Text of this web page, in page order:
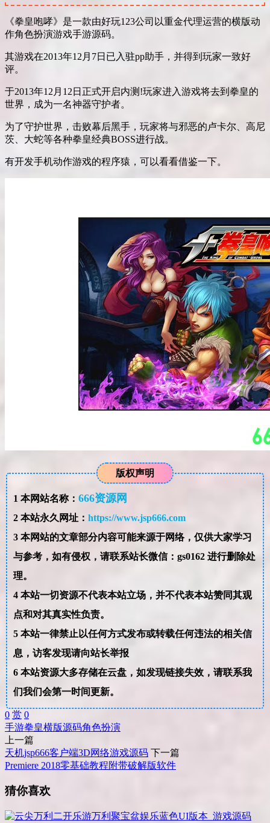
《拳皇咆哮》是一款由好玩123公司以重金代理运营的横版动
作角色扮演游戏手游源码。
其游戏在2013年12月7日已入驻pp助手，并得到玩家一致好
评。
于2013年12月12日正式开启内测!玩家进入游戏将去到拳皇的
世界，成为一名神器守护者。
为了守护世界，击败幕后黑手，玩家将与邪恶的卢卡尔、高尼
茨、大蛇等各种拳皇经典BOSS进行战。
有开发手机动作游戏的程序猿，可以看看借鉴一下。
版权声明
1 本网站名称： 666资源网
2本站永久网址： https://www.jsp666.com
3本网站的文章部分内容可能来源于网络，仅供大家学习
与参考，如有侵权，请联系站长微信：gs0162 进行删除处
理。
4本站一切资源不代表本站立场，并不代表本站赞同其观
点和对其真实性负责。
5本站一律禁止以任何方式发布或转载任何违法的相关信
息，访客发现请向站长举报
6本站资源大多存储在云盘，如发现链接失效，请联系我
们我们会第一时间更新。
0 赏 0
手游拳皇横版源码角色扮演
上一篇
天机jsp666客户端3D网络游戏源码 下一篇
Premiere 2018零基础教程附带破解版软件
猜你喜欢